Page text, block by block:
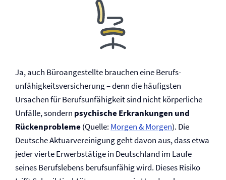
Ja, auch Büroangestellte brauchen eine Berufs­
unfähigkeits­versicherung – denn die häufigsten
Ursachen für Berufs­unfähigkeit sind nicht körperliche
Unfälle, sondern psychische Erkrankungen und
Rückenprobleme(Quelle: Morgen & Morgen). Die
Deutsche Aktuarvereinigung geht davon aus, dass etwa
jeder vierte Erwerbstätige in Deutschland im Laufe
seines Berufslebens berufsunfähig wird. Dieses Risiko